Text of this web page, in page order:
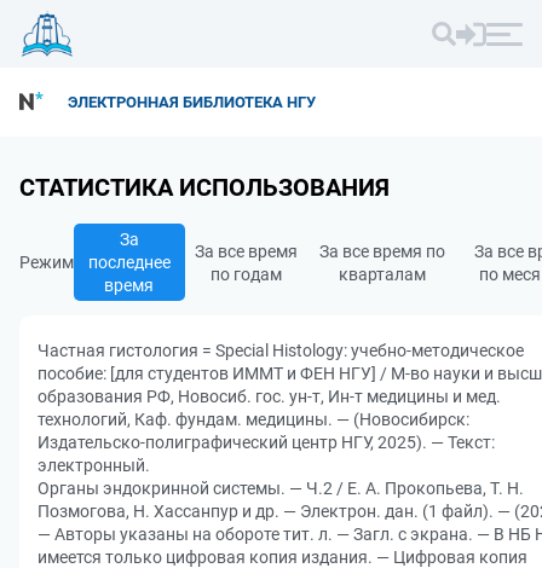
ЭЛЕКТРОННАЯ БИБЛИОТЕКА НГУ
СТАТИСТИКА ИСПОЛЬЗОВАНИЯ
Режим
За
последнее
время
За все время
по годам
За все время по
кварталам
За все
по
Частная гистология = Special Histology: учебно‐методическое
пособие: [для студентов ИММТ и ФЕН НГУ] / М-во науки и
образования РФ, Новосиб. гос. ун-т, Ин-т медицины и мед.
технологий, Каф. фундам. медицины. — (Новосибирск:
Издательско-полиграфический центр НГУ, 2025). — Текст:
электронный.
Органы эндокринной системы. — Ч.2 / Е. А. Прокопьева, Т. Н.
Позмогова, Н. Хассанпур и др. — Электрон. дан. (1 файл). —
— Авторы указаны на обороте тит. л. — Загл. с экрана. — В НБ
имеется только цифровая копия издания. — Цифровая копия